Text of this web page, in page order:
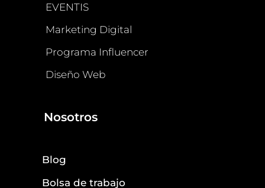
EVENTIS
Marketing Digital
Programa Influencer
Diseño Web
Nosotros
Blog
Bolsa de trabajo